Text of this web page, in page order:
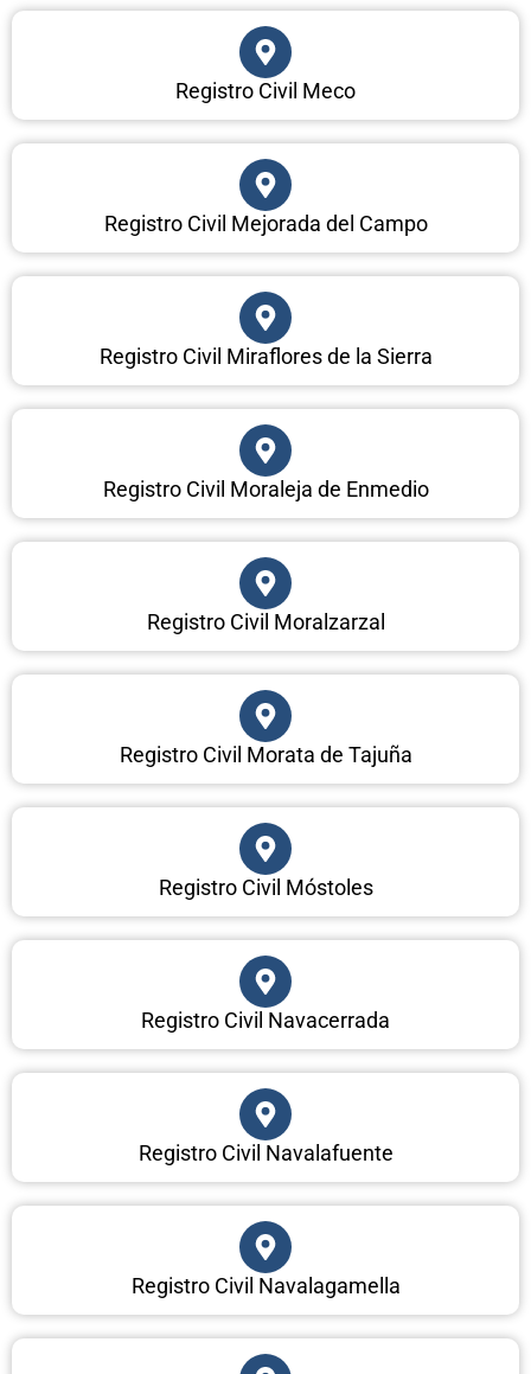
Registro Civil Meco
Registro Civil Mejorada del Campo
Registro Civil Miraflores de la Sierra
Registro Civil Moraleja de Enmedio
Registro Civil Moralzarzal
Registro Civil Morata de Tajuña
Registro Civil Móstoles
Registro Civil Navacerrada
Registro Civil Navalafuente
Registro Civil Navalagamella